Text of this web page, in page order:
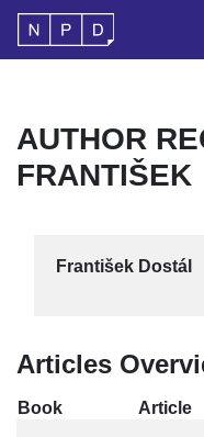
AUTHOR
FRANTIŠEK
František Dostál
Articles
Book Article